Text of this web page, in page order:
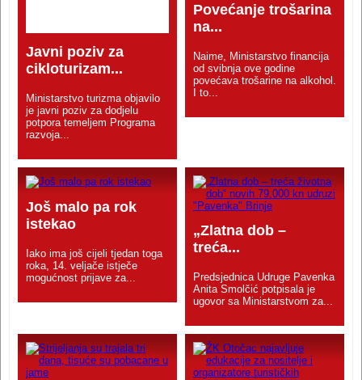
Javni poziv za
cikloturizam...
Ministarstvo turizma objavilo
je javni poziv za dodjelu
potpora temeljem Programa
razvoja...
Povećanje trošarina
na...
Naime, Ministarstvo financija
od svibnja ove godine
povećava trošarine na alkohol.
I to...
Još malo pa rok
istekao
Iako ima još cijeli tjedan toga
roka, 14. veljače istječe
mogućnost prijave za...
„Zlatna dob –
treća...
Predsjednica Udruge Pavenka
Anita Smolčić potpisala je
ugovor sa Ministarstvom za...